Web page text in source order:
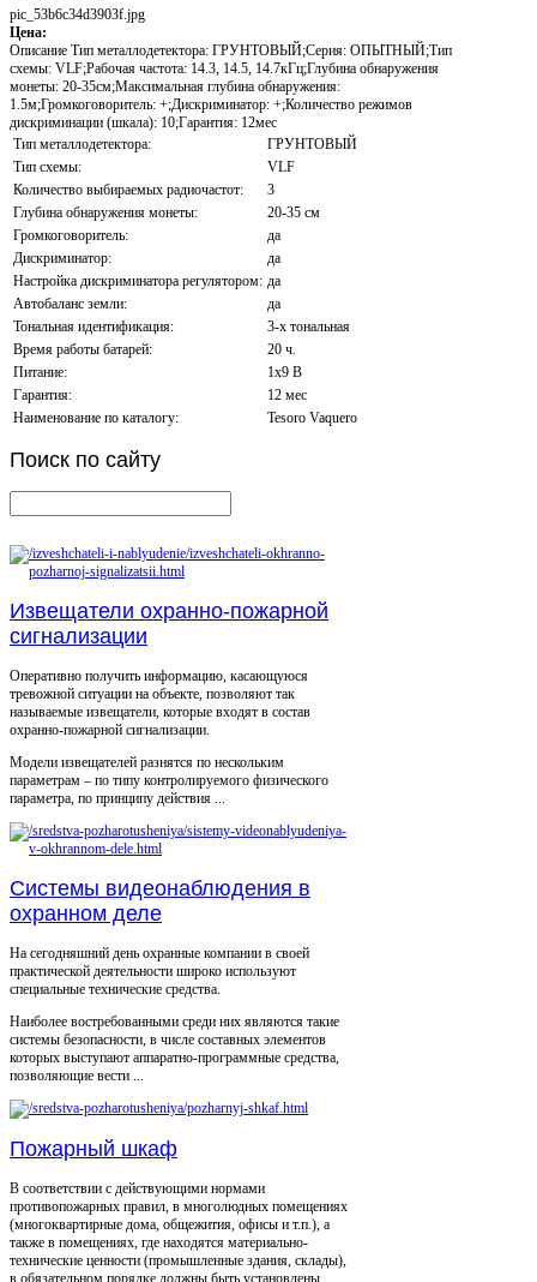
pic_53b6c34d3903f.jpg
Цена:
Описание Тип металлодетектора: ГРУНТОВЫЙ;Серия: ОПЫТНЫЙ;Тип
схемы: VLF;Рабочая частота: 14.3, 14.5, 14.7кГц;Глубина обнаружения
монеты: 20-35см;Максимальная глубина обнаружения:
1.5м;Громкоговоритель: +;Дискриминатор: +;Количество режимов
дискриминации (шкала): 10;Гарантия: 12мес
Тип металлодетектора:
ГРУНТОВЫЙ
Тип схемы:
VLF
Количество выбираемых радиочастот:
3
Глубина обнаружения монеты:
20-35 см
Громкоговоритель:
да
Дискриминатор:
да
Настройка дискриминатора регулятором: да
Автобаланс земли:
да
Тональная идентификация:
3-х тональная
Время работы батарей:
20 ч.
Питание:
1х9 В
Гарантия:
12 мес
Наименование по каталогу:
Tesoro Vaquero
Поиск по сайту
Извещатели охранно-пожарной
сигнализации
Оперативно получить информацию, касающуюся
тревожной ситуации на объекте, позволяют так
называемые извещатели, которые входят в состав
охранно-пожарной сигнализации.
Модели извещателей разнятся по нескольким
параметрам – по типу контролируемого физического
параметра, по принципу действия ...
Системы видеонаблюдения в
охранном деле
На сегодняшний день охранные компании в своей
практической деятельности широко используют
специальные технические средства.
Наиболее востребованными среди них являются такие
системы безопасности, в числе составных элементов
которых выступают аппаратно-программные средства,
позволяющие вести ...
Пожарный шкаф
В соответствии с действующими нормами
противопожарных правил, в многолюдных помещениях
(многоквартирные дома, общежития, офисы и т.п.), а
также в помещениях, где находятся материально-
технические ценности (промышленные здания, склады),
в обязательном порядке должны быть установлены